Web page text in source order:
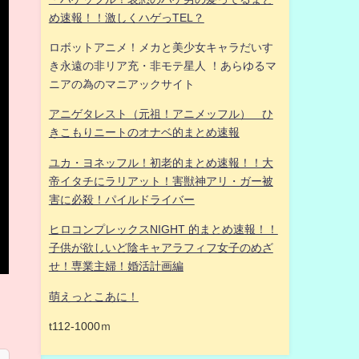
め速報！！激しくハゲっTEL？
ロボットアニメ！メカと美少女キャラだいす
き永遠の非リア充・非モテ星人 ！あらゆるマ
ニアの為のマニアックサイト
アニゲタレスト（元祖！アニメッフル） ひ
きこもりニートのオナベ的まとめ速報
ユカ・ヨネッフル！初老的まとめ速報！！大
帝イタチにラリアット！害獣神アリ・ガー被
害に必殺！パイルドライバー
ヒロコンプレックスNIGHT 的まとめ速報！！
子供が欲しいど陰キャアラフィフ女子のめざ
せ！専業主婦！婚活計画編
萌えっとこあに！
t112-1000ｍ